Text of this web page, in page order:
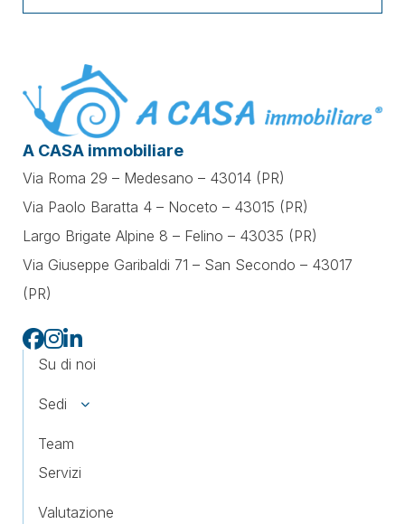
A CASA immobiliare
Via Roma 29 – Medesano – 43014 (PR)
Via Paolo Baratta 4 – Noceto – 43015 (PR)
Largo Brigate Alpine 8 – Felino – 43035 (PR)
Via Giuseppe Garibaldi 71 – San Secondo – 43017
(PR)
Su di noi
Sedi
Team
Servizi
Valutazione